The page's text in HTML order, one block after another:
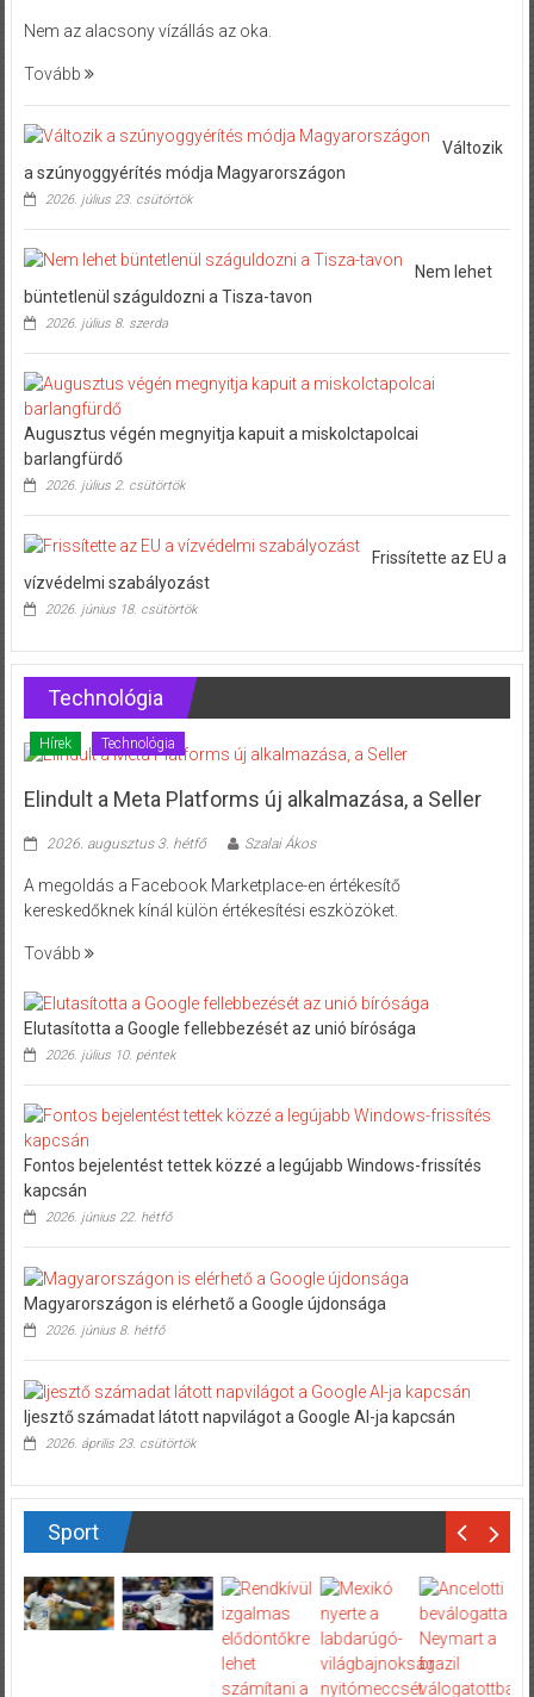
Nem az alacsony vízállás az oka.
Tovább
Változik
a szúnyoggyérítés módja Magyarországon
2026. július 23. csütörtök
Nem lehet
büntetlenül száguldozni a Tisza-tavon
2026. július 8. szerda
Augusztus végén megnyitja kapuit a miskolctapolcai
barlangfürdő
2026. július 2. csütörtök
Frissítette az EU a
vízvédelmi szabályozást
2026. június 18. csütörtök
Technológia
Hírek Technológia
Elindult a Meta Platforms új alkalmazása, a Seller
2026. augusztus 3. hétfő Szalai Ákos
A megoldás a Facebook Marketplace-en értékesítő
kereskedőknek kínál külön értékesítési eszközöket.
Tovább
Elutasította a Google fellebbezését az unió bírósága
2026. július 10. péntek
Fontos bejelentést tettek közzé a legújabb Windows-frissítés
kapcsán
2026. június 22. hétfő
Magyarországon is elérhető a Google újdonsága
2026. június 8. hétfő
Ijesztő számadat látott napvilágot a Google AI-ja kapcsán
2026. április 23. csütörtök
Sport